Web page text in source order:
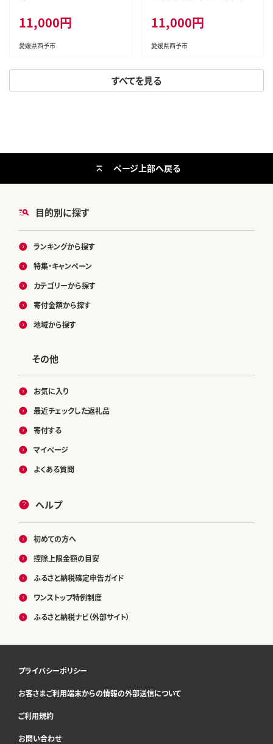
すべてを見る
11,000円
愛媛県西予市
非常食 防災 備蓄 長期保存 ロー
リングストック 切干大根 野菜 加
工品 国産 アール・シー・フード
【常温】『1か月以内に順次出荷』
11,000円
愛媛県西予市
目的別に探す
ランキングから探す
特集・キャンペーン
カテゴリーから探す
寄付金額から探す
地域から探す
その他
お気に入り
最近チェックした返礼品
寄付する
マイページ
よくある質問
ヘルプ
初めての方へ
控除上限金額の目安
ふるさと納税確定申告ガイド
ワンストップ特例制度
ふるさと納税ナビ（外部サイト）
ページ上部へ戻る
プライバシーポリシー
お客さまご利用端末からの情報の外部送信について
ご利用規約
お問い合わせ